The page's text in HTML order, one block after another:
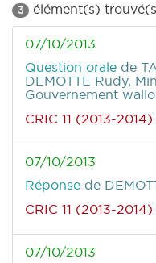
3 élément(s)
07/10/2013
Question orale de
DEMOTTE Rudy,
Gouvernement
CRIC 11 (2013-
07/10/2013
Réponse de
CRIC 11 (2013-
07/10/2013